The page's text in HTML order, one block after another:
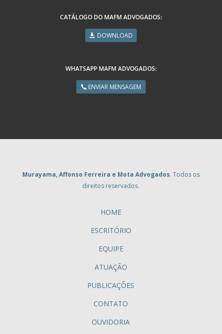
CATÁLOGO DO MAFM ADVOGADOS:
DOWNLOAD
WHATSAPP MAFM ADVOGADOS:
ENVIAR MENSAGEM
Murayama, Affonso Ferreira e Mota Advogados. Todos os
direitos reservados.
HOME
ESCRITÓRIO
EQUIPE
ATUAÇÃO
PUBLICAÇÕES
CONTATO
OUVIDORIA